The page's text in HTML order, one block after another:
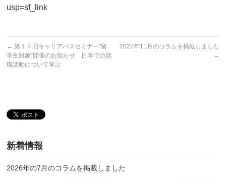
usp=sf_link
← 第１４回キャリアパスセミナー”留
学生対象”開催のお知らせ 日本での就
職活動について学ぶ
2022年11月のコラムを掲載しました
→
新着情報
2026年の7月のコラムを掲載しました